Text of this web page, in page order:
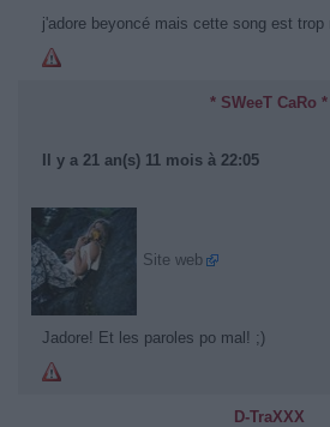
j'adore beyoncé mais cette song est trop
* SWeeT CaRo *
Il y a 21 an(s) 11 mois à 22:05
Site web
Jadore! Et les paroles po mal! ;)
D-TraXXX